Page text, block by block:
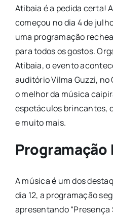
Atibaia é a pedida certa!
começou no dia 4 de
uma programação
para todos os gostos.
Atibaia, o evento
auditório Vilma Guzzi,
o melhor da música
espetáculos brincantes,
e muito mais.
Programação
A música é um dos
dia 12, a programação
apresentando “Presença